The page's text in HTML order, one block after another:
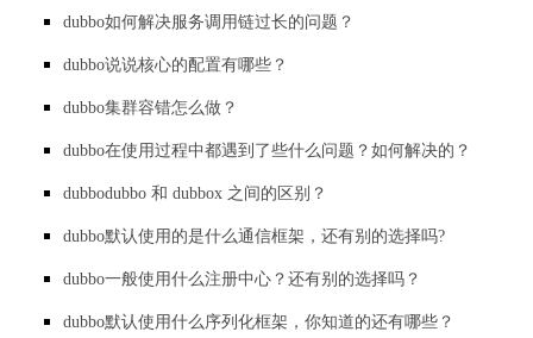
dubbo如何解决服务调用链过长的问题？
dubbo说说核心的配置有哪些？
dubbo集群容错怎么做？
dubbo在使用过程中都遇到了些什么问题？如何解决的？
dubbodubbo 和 dubbox 之间的区别？
dubbo默认使用的是什么通信框架，还有别的选择吗?
dubbo一般使用什么注册中心？还有别的选择吗？
dubbo默认使用什么序列化框架，你知道的还有哪些？